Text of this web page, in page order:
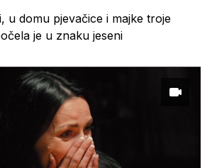
u domu pjevačice i majke troje
je u znaku jeseni